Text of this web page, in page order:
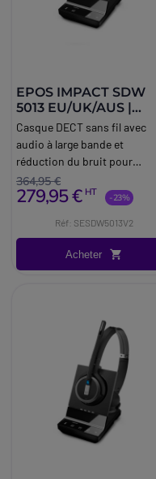
EPOS IMPACT SDW
5013 EU/UK/AUS |
Casques
téléphoniques sans fil
Casque DECT sans fil avec
audio à large bande et
réduction du bruit pour
softphone / PC
364,95 €
279,95 € HT -23%
Réf: SESDW5013V2
Acheter